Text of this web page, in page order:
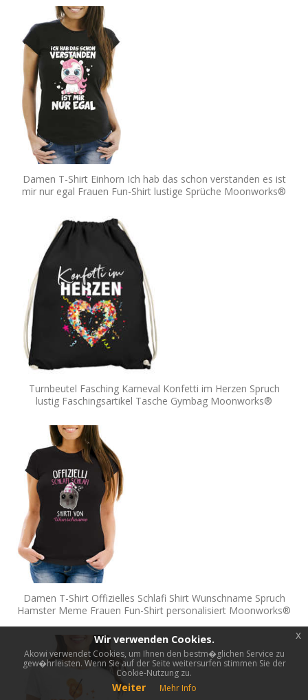
Damen T-Shirt Einhorn Ich hab das schon verstanden es ist
mir nur egal Frauen Fun-Shirt lustige Sprüche Moonworks®
Turnbeutel Fasching Karneval Konfetti im Herzen Spruch
lustig Faschingsartikel Tasche Gymbag Moonworks®
Damen T-Shirt Offizielles Schlafi Shirt Wunschname Spruch
Hamster Meme Frauen Fun-Shirt personalisiert Moonworks®
Wir verwenden Cookies.
Akowi verwendet Cookies, um Ihnen den bestm�glichen Service zu
gew�hrleisten. Wenn Sie auf der Seite weitersurfen stimmen Sie der
Cookie-Nutzung zu.
Weiter Mehr Info
x